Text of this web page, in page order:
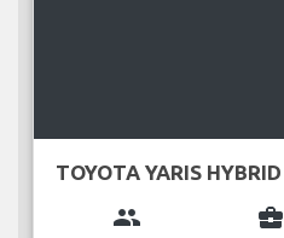
TOYOTA YARIS HYBRID
group business_center